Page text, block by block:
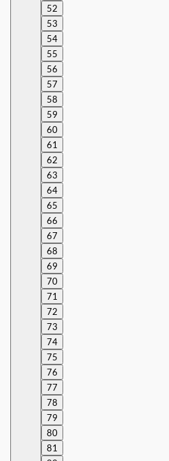
52
53
54
55
56
57
58
59
60
61
62
63
64
65
66
67
68
69
70
71
72
73
74
75
76
77
78
79
80
81